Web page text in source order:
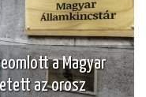
a Magyar
az orosz